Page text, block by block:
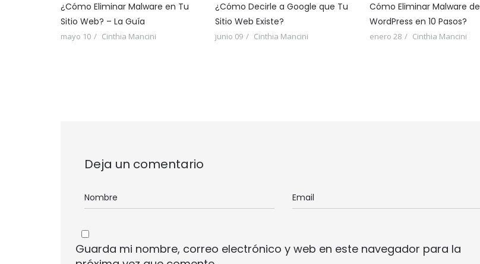
¿Cómo Eliminar Malware en Tu
Sitio Web? – La Guía
mayo 10 Cinthia Mancini
¿Cómo Decirle a Google que Tu
Sitio Web Existe?
junio 09 Cinthia Mancini
Cómo Eliminar Malware de
WordPress en 10 Pasos?
enero 28 Cinthia Mancini
Deja un comentario
Guarda mi nombre, correo electrónico y web en este navegador para la